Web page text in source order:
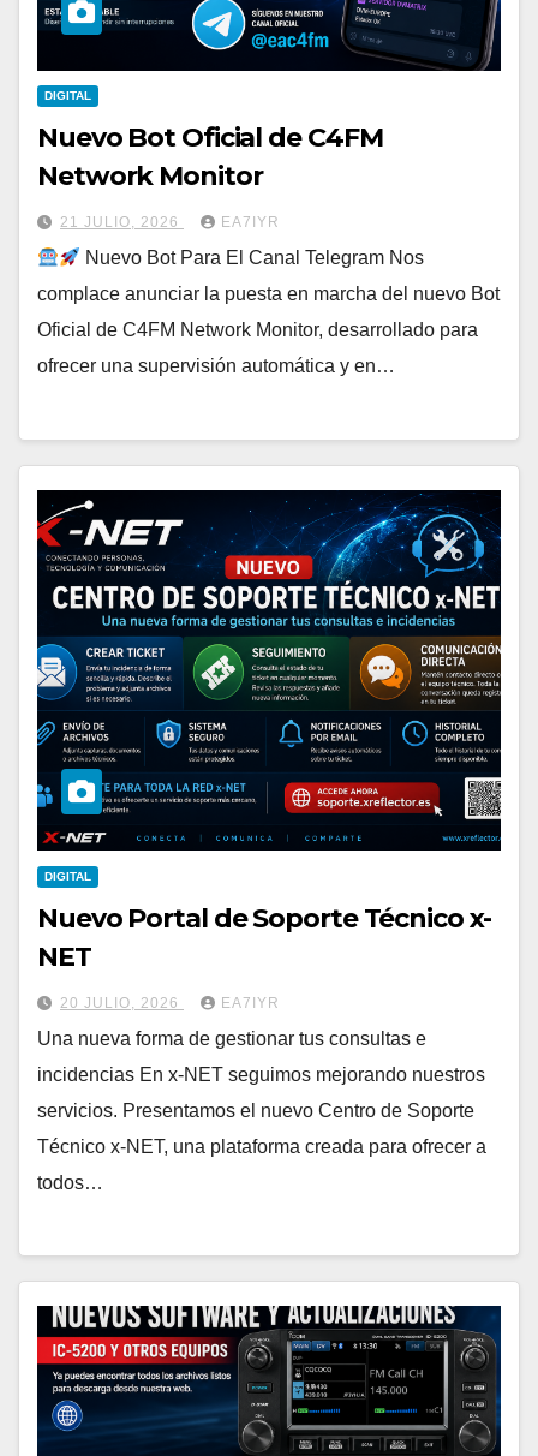
DIGITAL
Nuevo Bot Oficial de C4FM
Network Monitor
21 JULIO, 2026 EA7IYR
Nuevo Bot Para El Canal Telegram Nos
complace anunciar la puesta en marcha del nuevo Bot
Oficial de C4FM Network Monitor, desarrollado para
ofrecer una supervisión automática y en…
DIGITAL
Nuevo Portal de Soporte Técnico x-
NET
20 JULIO, 2026 EA7IYR
Una nueva forma de gestionar tus consultas e
incidencias En x-NET seguimos mejorando nuestros
servicios. Presentamos el nuevo Centro de Soporte
Técnico x-NET, una plataforma creada para ofrecer a
todos…